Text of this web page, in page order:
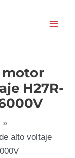
motor
H27R-
alto voltaje